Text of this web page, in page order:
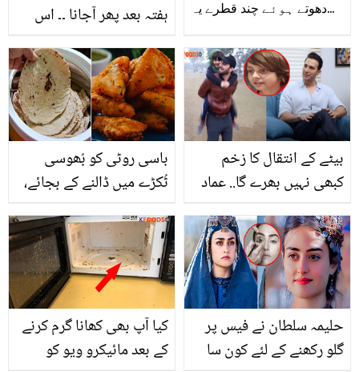
ہفتہ بعد پھر آجانا ۔۔ اس
کے ساتھ تصویر کیوں
وائرل ہو رہی ہے؟
دھوتے ہوئے چند قطرے یہ
نئے جیسا بنانے کے چند ٹوٹکے
باسی روٹی کو بُھوسی
ٹُکڑے میں ڈالنے کے بجائے،
کی بتائی ہوئی ریسیپی
آزمائیں اور کرسپی روٹی
کے پکوڑے بنائیں
بیٹے کے انتقال کا زخم
کبھی نہیں بھرے گا.. عماد
بیٹے کی موت پر گفتگو
کرتے ہوئے جذباتی ہوگئے
کیا آپ بھی کھانا گرم کرنے
کے بعد مائیکرو ویو کو
حلیمہ سلطان نے فیس پر
گلو رکھنے کے لئے کون سا